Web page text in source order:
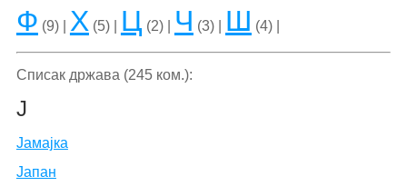
Ф (9) | Х (5) | Ц (2) | Ч (3) | Ш (4) |
Списак држава (245 ком.):
Ј
Јамајка
Јапан